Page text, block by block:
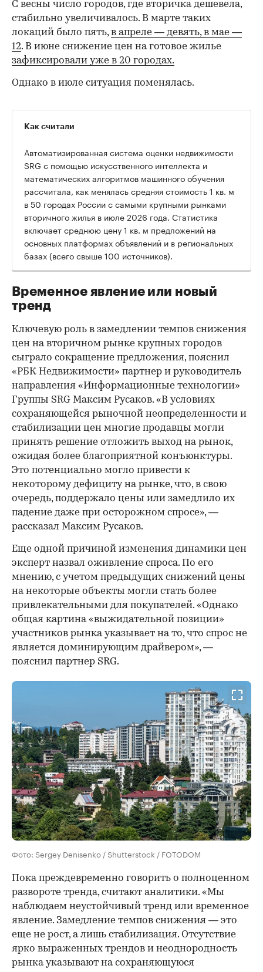
С весны число городов, где вторичка дешевела,
стабильно увеличивалось. В марте таких
локаций было пять,в апреле — девять,в мае —
12. В июне снижение цен на готовое жилье
зафиксировали уже в 20 городах.
Однако в июле ситуация поменялась.
00:00 / 00:00
Как считали
Автоматизированная система оценки недвижимости
SRG с помощью искусственного интеллекта и
математических алгоритмов машинного обучения
рассчитала, как менялась средняя стоимость 1 кв. м
в 50 городах России с самыми крупными рынками
вторичного жилья в июле 2026 года. Статистика
включает среднюю цену 1 кв. м предложений на
основных платформах объявлений и в региональных
базах (всего свыше 100 источников).
Временное явление или новый
тренд
Ключевую роль в замедлении темпов снижения
цен на вторичном рынке крупных городов
сыграло сокращение предложения, пояснил
«РБК Недвижимости» партнер и руководитель
направления «Информационные технологии»
Группы SRG Максим Русаков. «В условиях
сохраняющейся рыночной неопределенности и
стабилизации цен многие продавцы могли
принять решение отложить выход на рынок,
ожидая более благоприятной конъюнктуры.
Это потенциально могло привести к
некоторому дефициту на рынке, что, в свою
очередь, поддержало цены или замедлило их
падение даже при осторожном спросе», —
рассказал Максим Русаков.
Еще одной причиной изменения динамики цен
эксперт назвал оживление спроса. По его
мнению, с учетом предыдущих снижений цены
на некоторые объекты могли стать более
привлекательными для покупателей. «Однако
общая картина «выжидательной позиции»
участников рынка указывает на то, что спрос не
является доминирующим драйвером», —
пояснил партнер SRG.
Фото: Sergey Denisenko / Shutterstock / FOTODOM
Пока преждевременно говорить о полноценном
развороте тренда, считают аналитики. «Мы
наблюдаем неустойчивый тренд или временное
явление. Замедление темпов снижения — это
еще не рост, а лишь стабилизация. Отсутствие
ярко выраженных трендов и неоднородность
рынка указывают на сохраняющуюся